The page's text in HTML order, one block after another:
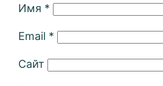
Имя *
Email *
Сайт